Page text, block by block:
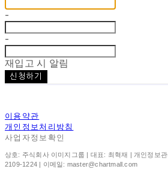
-
-
재입고 시 알림
신청하기
이용약관
개인정보처리방침
사업자정보확인
상호: 주식회사 이미지그룹 | 대표: 최혁재 | 개인정보
2109-1224 | 이메일: master@chartmall.com